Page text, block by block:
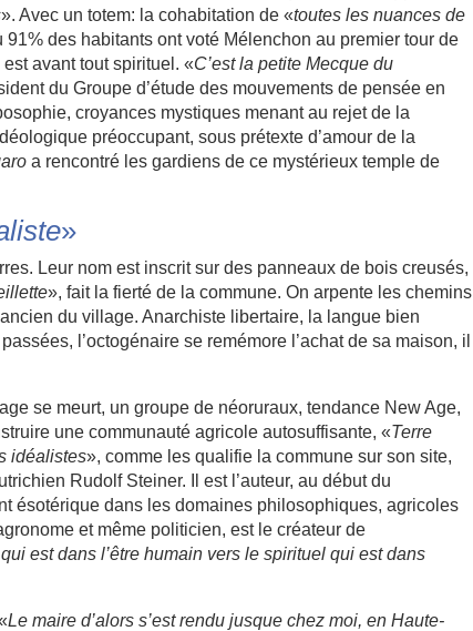
». Avec un totem: la cohabitation de «toutes les nuances de
91% des habitants ont voté Mélenchon au premier tour de
avant tout spirituel. «C’est la petite Mecque du
du Groupe d’étude des mouvements de pensée en
croyances mystiques menant au rejet de la
préoccupant, sous prétexte d’amour de la
a rencontré les gardiens de ce mystérieux temple de
»
Leur nom est inscrit sur des panneaux de bois creusés,
», fait la fierté de la commune. On arpente les chemins
du village. Anarchiste libertaire, la langue bien
l’octogénaire se remémore l’achat de sa maison, il
se meurt, un groupe de néoruraux, tendance New Age,
une communauté agricole autosuffisante, «Terre
idéalistes», comme les qualifie la commune sur son site,
Rudolf Steiner. Il est l’auteur, au début du
ésotérique dans les domaines philosophiques, agricoles
et même politicien, est le créateur de
est dans l’être humain vers le spirituel qui est dans
Le maire d’alors s’est rendu jusque chez moi, en Haute-